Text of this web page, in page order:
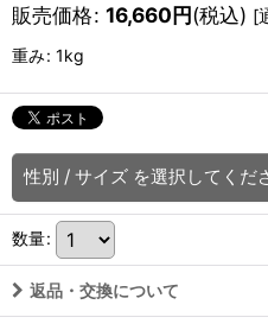
販売価格: 16,660円(税込) [
重み: 1kg
性別 / サイズ を選択してくだ
数量:
返品・交換について